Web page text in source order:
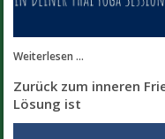
Weiterlesen ...
Zurück zum inneren
Lösung ist